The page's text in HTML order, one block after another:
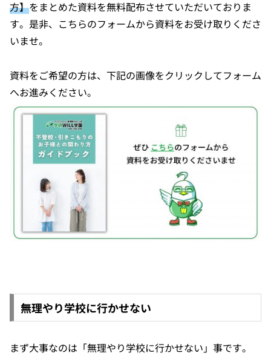
方】をまとめた資料を無料配布させていただいておりま
す。是非、こちらのフォームから資料をお受け取りくださ
いませ。
資料をご希望の方は、下記の画像をクリックしてフォーム
へお進みください。
無理やり学校に行かせない
まず大事なのは「無理やり学校に行かせない」事です。